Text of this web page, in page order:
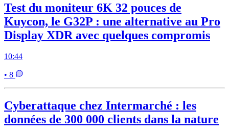
Test du moniteur 6K 32 pouces de
Kuycon, le G32P : une alternative au Pro
Display XDR avec quelques compromis
10:44
• 8
Cyberattaque chez Intermarché : les
données de 300 000 clients dans la nature